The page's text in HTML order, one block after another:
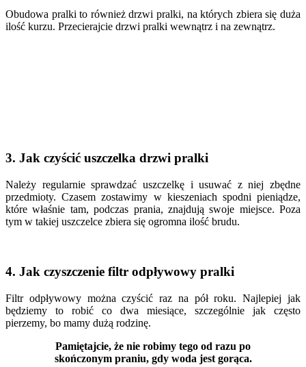
Obudowa pralki to również drzwi pralki, na których zbiera się duża
ilość kurzu. Przecierajcie drzwi pralki wewnątrz i na zewnątrz.
3. Jak czyścić uszczelka drzwi pralki
Należy regularnie sprawdzać uszczelkę i usuwać z niej zbędne
przedmioty. Czasem zostawimy w kieszeniach spodni pieniądze,
które właśnie tam, podczas prania, znajdują swoje miejsce. Poza
tym w takiej uszczelce zbiera się ogromna ilość brudu.
4. Jak czyszczenie filtr odpływowy pralki
Filtr odpływowy można czyścić raz na pół roku. Najlepiej jak
będziemy to robić co dwa miesiące, szczególnie jak często
pierzemy, bo mamy dużą rodzinę.
Pamiętajcie, że nie robimy tego od razu po
skończonym praniu, gdy woda jest gorąca.